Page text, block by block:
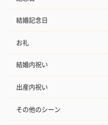
結婚記念日
お礼
結婚内祝い
出産内祝い
その他のシーン